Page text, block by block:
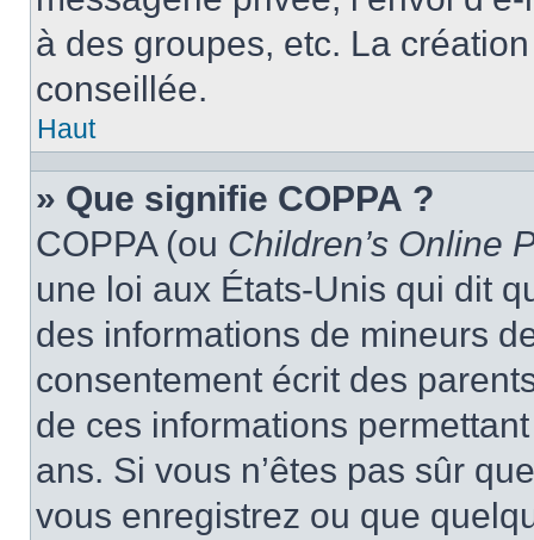
à des groupes, etc. La
conseillée.
Haut
» Que signifie COPPA ?
COPPA (ou Children’s Online
une loi aux États-Unis qui dit
des informations de mineurs
consentement écrit des
de ces informations
ans. Si vous n’êtes pas sûr
vous enregistrez ou que